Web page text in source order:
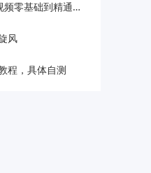
础到精通网赚变现课
风
程，具体自测